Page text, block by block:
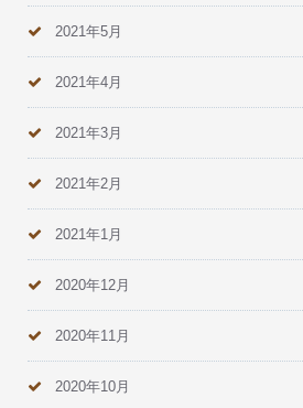
2021年5月
2021年4月
2021年3月
2021年2月
2021年1月
2020年12月
2020年11月
2020年10月